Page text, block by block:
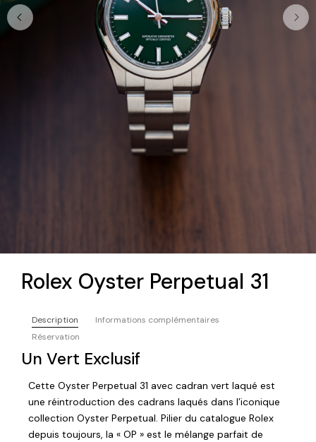
Rolex Oyster Perpetual 31
Description
Informations complémentaires
Réservation
Un Vert Exclusif
Cette Oyster Perpetual 31 avec cadran vert laqué est
une réintroduction des cadrans laqués dans l’iconique
collection Oyster Perpetual. Pilier du catalogue Rolex
depuis toujours, la « OP » est le mélange parfait de